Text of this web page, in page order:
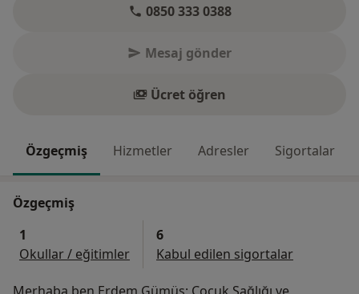
0850 333 0388
Mesaj gönder
Ücret öğren
Özgeçmiş Hizmetler Adresler Sigortalar
Özgeçmiş
1
Okullar / eğitimler
6
Kabul edilen sigortalar